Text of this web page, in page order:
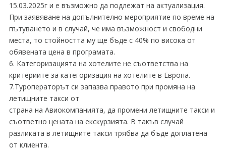
15.03.2025г и е възможно да подлежат на актуализация.
При заявяване на допълнително мероприятие по време на
пътуването и в случай, че има възможност и свободни
места, то стойността му ще бъде с 40% по висока от
обявената цена в програмата.
6. Категоризацията на хотелите не съответства на
критериите за категоризация на хотелите в Европа.
7.Туроператорът си запазва правото при промяна на
летищните такси от
страна на Авиокомпанията, да промени летищните такси и
съответно цената на екскурзията. В такъв случай
разликата в летищните такси трябва да бъде доплатена
от клиента.